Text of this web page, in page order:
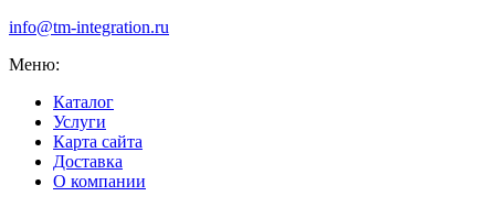
info@tm-integration.ru
Меню:
Каталог
Услуги
Карта сайта
Доставка
О компании